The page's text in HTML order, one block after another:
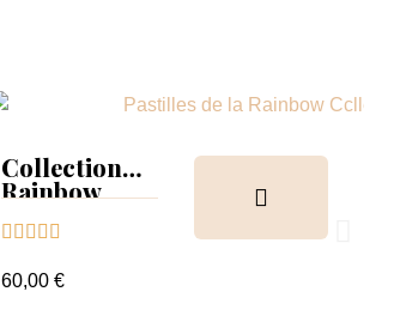
Collection
Rainbow
nuancier
    
60,00 €